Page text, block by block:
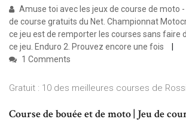
Amuse toi avec les jeux de course de moto
de course gratuits du Net. Championnat
ce jeu est de remporter les courses sans faire
ce jeu. Enduro 2. Prouvez encore une fois
1 Comments
Gratuit : 10 des meilleures courses de
Course de bouée et de moto | Jeu de